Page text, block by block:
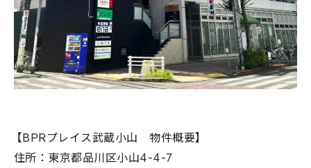
【BPRプレイス武蔵小山 物件概要】
住所：東京都品川区小山4-4-7